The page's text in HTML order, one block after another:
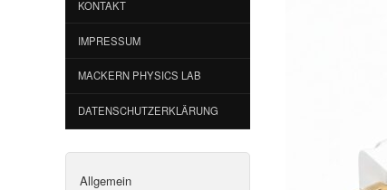
KONTAKT
IMPRESSUM
MACKERN PHYSICS LAB
DATENSCHUTZERKLÄRUNG
Allgemein